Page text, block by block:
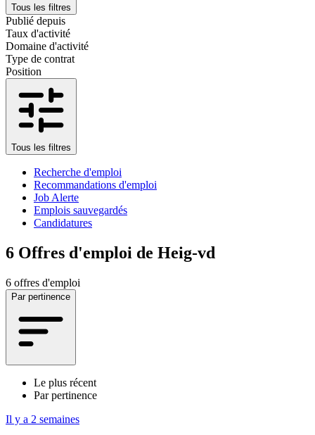
Tous les filtres
Publié depuis
Taux d'activité
Domaine d'activité
Type de contrat
Position
Tous les filtres
Recherche d'emploi
Recommandations d'emploi
Job Alerte
Emplois sauvegardés
Candidatures
6 Offres d'emploi de Heig-vd
6 offres d'emploi
Par pertinence
Le plus récent
Par pertinence
Il y a 2 semaines